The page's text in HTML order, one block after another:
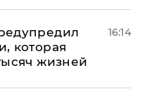
которая
жизней
16:14